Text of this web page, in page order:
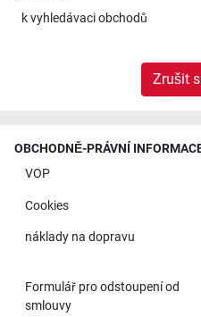
kvyhledávaci obchodů
Zrušit
OBCHODNĚ-PRÁVNÍ
VOP
Cookies
náklady na dopravu
Formulář pro odstoupení od
smlouvy